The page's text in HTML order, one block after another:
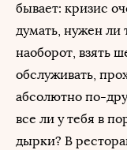
бывает: кризис
думать, нужен ли
наоборот, взять
обслуживать,
абсолютно по-
все ли у тебя в
дырки? В